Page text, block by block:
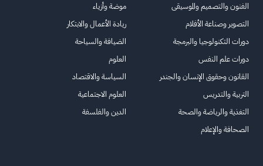
الفنون والتصميم والموسيقى
التصوير وصناعة الأفلام
دورات التكنولوجيا والبرمجة
دورات علم النفس
القانون وحقوق الإنسان والجندر
التربية والتدريس
التغذية والرياضة والصحة
الصحافة والإعلام
موضة وأزياء
ريادة الأعمال والابتكار
الضيافة والسياحة
العلوم
السياسة والاقتصاد
العلوم الاجتماعية
الدين والفلسفة